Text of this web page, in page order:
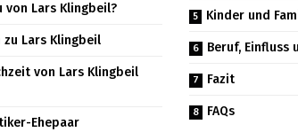
von Lars Klingbeil?
Lars Klingbeil
von Lars Klingbeil
Ehepaar
Kinder und
Beruf,
Fazit
FAQs